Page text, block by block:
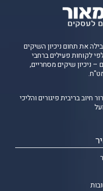
מאור נוסדה בשנת 1996 ומובילה את תחום ניכיון השיקים
לקוחות פעילים ברחבי
ניכיון שיקים מסחריים,
חיוב בריבית פיגורים והליכי